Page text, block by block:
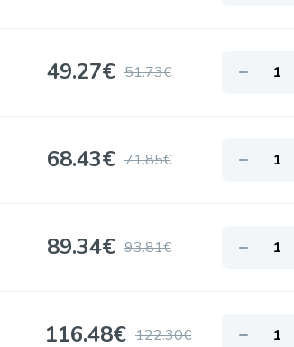
49.27€ 51.73€
68.43€ 71.85€
89.34€ 93.81€
116.48€ 122.30€